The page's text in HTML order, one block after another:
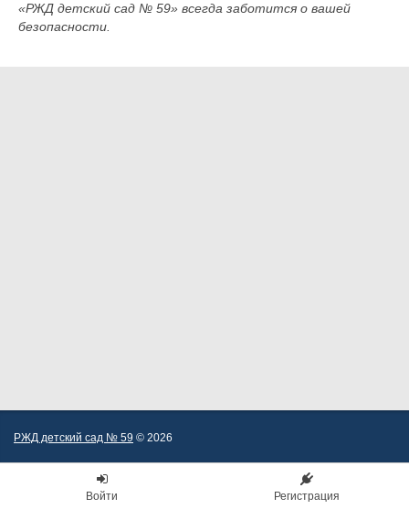
«РЖД детский сад № 59» всегда заботится о вашей
безопасности.
РЖД детский сад № 59 © 2026
Войти Регистрация